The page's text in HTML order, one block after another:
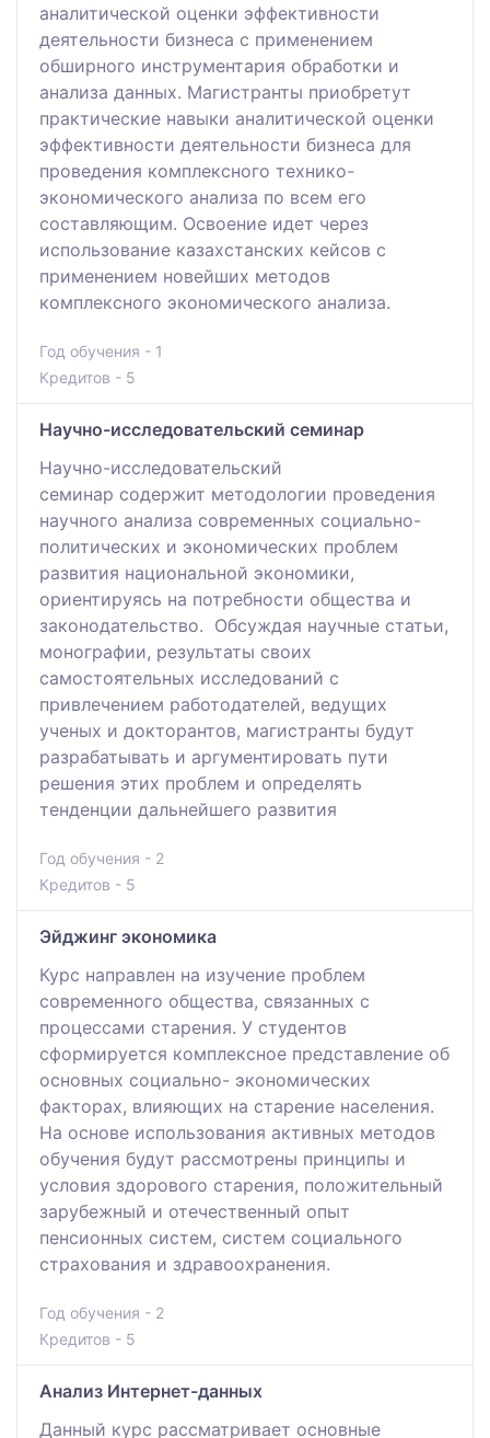
аналитической оценки эффективности
деятельности бизнеса с применением
обширного инструментария обработки и
анализа данных. Магистранты приобретут
практические навыки аналитической оценки
эффективности деятельности бизнеса для
проведения комплексного технико-
экономического анализа по всем его
составляющим. Освоение идет через
использование казахстанских кейсов с
применением новейших методов
комплексного экономического анализа.
Год обучения - 1
Кредитов - 5
Научно-исследовательский семинар
Научно-исследовательский
семинар содержит методологии проведения
научного анализа современных социально-
политических и экономических проблем
развития национальной экономики,
ориентируясь на потребности общества и
законодательство. Обсуждая научные статьи,
монографии, результаты своих
самостоятельных исследований с
привлечением работодателей, ведущих
ученых и докторантов, магистранты будут
разрабатывать и аргументировать пути
решения этих проблем и определять
тенденции дальнейшего развития
Год обучения - 2
Кредитов - 5
Эйджинг экономика
Курс направлен на изучение проблем
современного общества, связанных с
процессами старения. У студентов
сформируется комплексное представление об
основных социально- экономических
факторах, влияющих на старение населения.
На основе использования активных методов
обучения будут рассмотрены принципы и
условия здорового старения, положительный
зарубежный и отечественный опыт
пенсионных систем, систем социального
страхования и здравоохранения.
Год обучения - 2
Кредитов - 5
Анализ Интернет-данных
Данный курс рассматривает основные